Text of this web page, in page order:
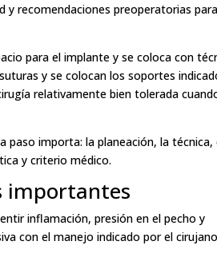
y recomendaciones preoperatorias para
para el implante y se coloca con
y se colocan los soportes
relativamente bien tolerada
paso importa: la planeación, la técnica,
y criterio médico.
importantes
inflamación, presión en el pecho y
con el manejo indicado por el